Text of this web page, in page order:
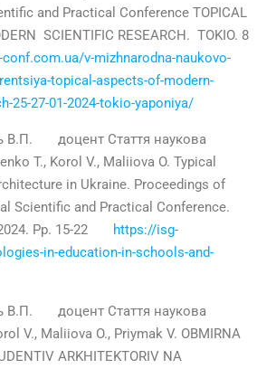
and Practical Conference TOPICAL
SCIENTIFIC RESEARCH. TOKIO. 8
v-mizhnarodna-naukovo-
topical-aspects-of-modern-
25-27-01-2024-tokio-yaponiya/
доцент Стаття наукова
T., Korol V., Maliiova O. Typical
in Ukraine. Proceedings of
Scientific and Practical Conference.
Pp. 15-22
https://isg-
in-education-in-schools-and-
доцент Стаття наукова
V., Maliiova O., Priymak V. OBMIRNA
ARKHITEKTORIV NA